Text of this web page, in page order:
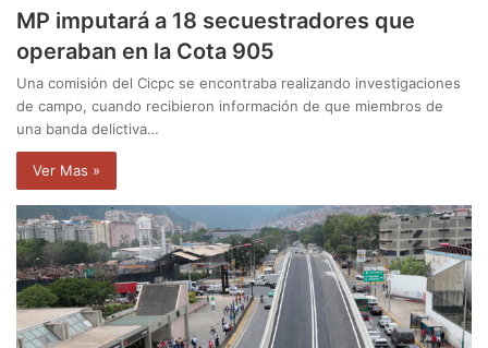
MP imputará a 18 secuestradores que
operaban en la Cota 905
Una comisión del Cicpc se encontraba realizando investigaciones
de campo, cuando recibieron información de que miembros de
una banda delictiva…
Ver Mas »